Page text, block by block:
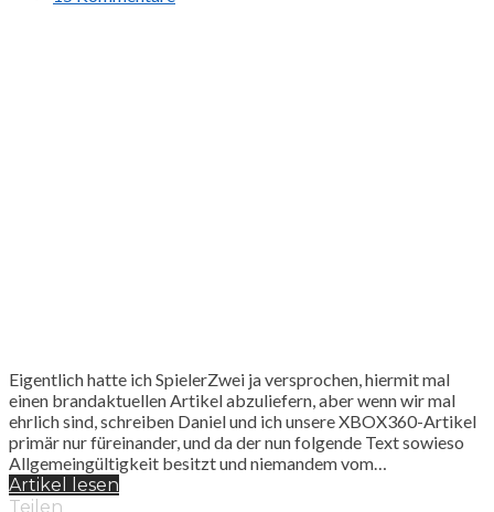
Eigentlich hatte ich SpielerZwei ja versprochen, hiermit mal
einen brandaktuellen Artikel abzuliefern, aber wenn wir mal
ehrlich sind, schreiben Daniel und ich unsere XBOX360-Artikel
primär nur füreinander, und da der nun folgende Text sowieso
Allgemeingültigkeit besitzt und niemandem vom…
Artikel lesen
Teilen